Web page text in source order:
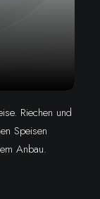
Riechen und
Speisen
Anbau.